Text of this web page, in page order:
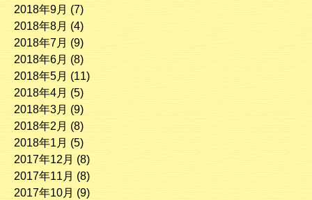
2018年9月 (7)
2018年8月 (4)
2018年7月 (9)
2018年6月 (8)
2018年5月 (11)
2018年4月 (5)
2018年3月 (9)
2018年2月 (8)
2018年1月 (5)
2017年12月 (8)
2017年11月 (8)
2017年10月 (9)